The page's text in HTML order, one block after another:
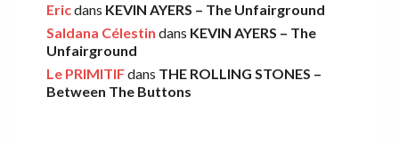
Léo · 29 octobre 2025
Ericdans KEVIN AYERS – The Unfairground
Saldana Célestin dans KEVIN AYERS – The
Unfairground
Le PRIMITIFdans THE ROLLING STONES –
Between The Buttons